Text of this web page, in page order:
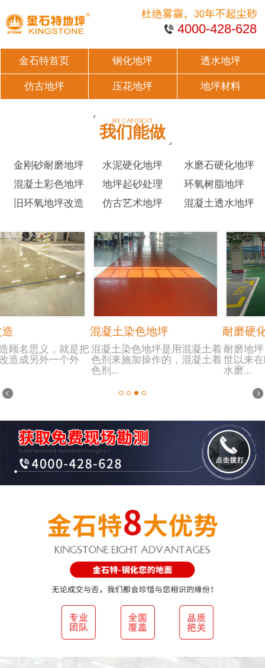
4000-428-628
金石特首页 钢化地坪 透水地坪
仿古地坪 压花地坪 地坪材料
我们能做
金刚砂耐磨地坪 水泥硬化地坪
水磨石硬化地坪
混凝土彩色地坪
地坪起砂处理
环氧树脂地坪
旧环氧地坪改造
仿古艺术地坪 混凝土透水地坪
耐磨硬化地坪
耐磨地坪自上世纪70年代问
世以来在欧美迅速普及，成为
金钢砂硬化地坪
金刚砂耐磨硬化地面是采用非
金属或金属骨料与高强波特兰